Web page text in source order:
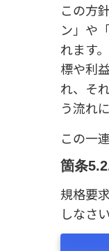
この方
ン」や
れます
標や利
れ、そ
う流れ
この一
箇条
規格要
しなさ